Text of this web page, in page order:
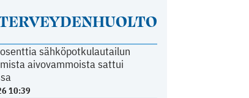
sähköpotkulautailun
aivovammoista sattui
10:39